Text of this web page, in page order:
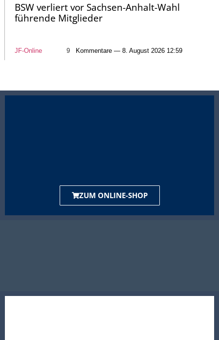
BSW verliert vor Sachsen-Anhalt-Wahl
führende Mitglieder
JF-Online 9 Kommentare — 8. August 2026 12:59
ZUM ONLINE-SHOP